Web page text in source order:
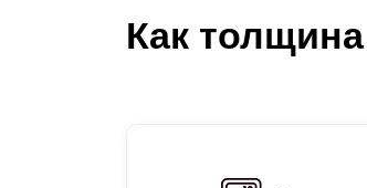
Заборы Хай-тек
Как